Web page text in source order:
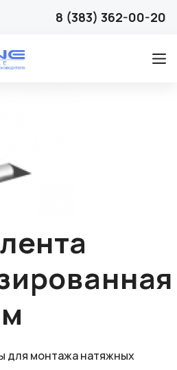
8 (383) 362-00-20
для монтажа натяжных